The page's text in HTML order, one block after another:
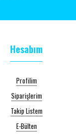
Hesabım
Profilim
Siparişlerim
Takip Listem
E-Bülten